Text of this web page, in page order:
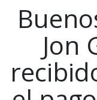
Jon